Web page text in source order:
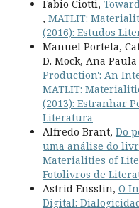
Fabio Ciotti,
, MATLIT:
(2016): Estudos
Manuel Portela,
D. Mock, Ana
Production': An
MATLIT:
(2013): Estranhar
Literatura
Alfredo Brant, Do
uma análise do
Materialities of
Fotolivros de
Astrid Ensslin, O
Digital: